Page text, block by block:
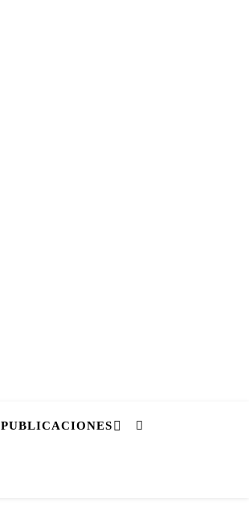
PUBLICACIONES